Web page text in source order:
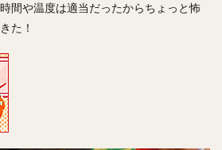
間や温度は適当だったからちょっと怖
た！